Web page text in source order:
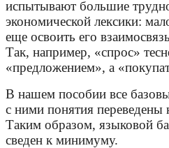
испытывают большие
экономической лексики:
еще освоить его
Так, например, «спрос»
«предложением», а
В нашем пособии все
с ними понятия переведены
Таким образом, языковой
сведен к минимуму.